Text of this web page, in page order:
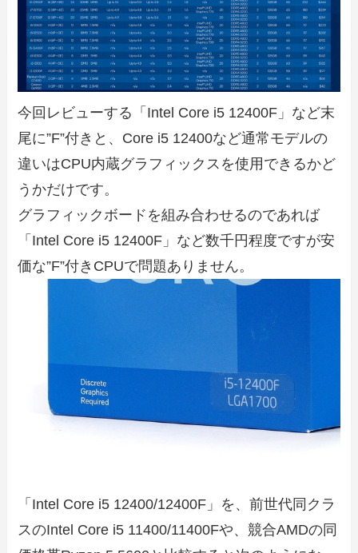
今回レビューする「Intel Core i5 12400F」など末
尾に”F”付きと、Core i5 12400など通常モデルの
違いはCPU内蔵グラフィックスを使用できるかど
うかだけです。
グラフィックボードを組み合わせるのであれば
「Intel Core i5 12400F」など数千円程度ですが安
価な”F”付きCPUで問題ありません。
「Intel Core i5 12400/12400F」を、前世代同クラ
スのIntel Core i5 11400/11400Fや、競合AMDの同